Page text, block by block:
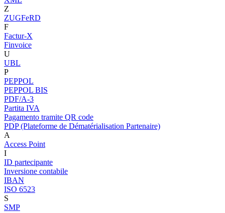
Z
ZUGFeRD
F
Factur-X
Finvoice
U
UBL
P
PEPPOL
PEPPOL BIS
PDF/A-3
Partita IVA
Pagamento tramite QR code
PDP (Plateforme de Dématérialisation Partenaire)
A
Access Point
I
ID partecipante
Inversione contabile
IBAN
ISO 6523
S
SMP